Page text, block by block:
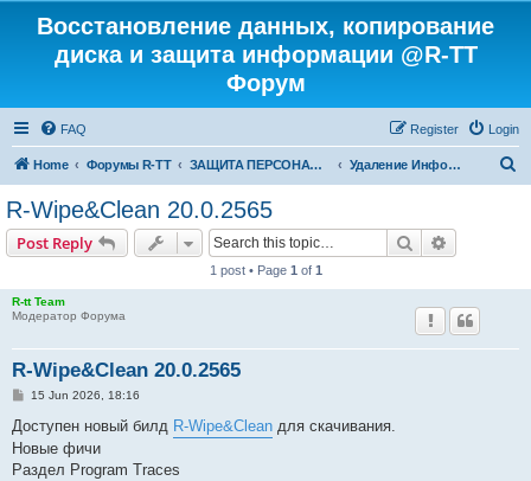
Восстановление данных, копирование
диска и защита информации @R-TT
Форум
FAQ Login
Register
Home Форумы R-TT ЗАЩИТА ПЕРСОНАЛЬНЫХ ДАННЫХ И БЕЗОПАСНОСТЬ Удаление Информации с Диска
R-Wipe&Clean 20.0.2565
Post Reply Search
1 post • Page 1 of 1
R-tt Team
Модератор Форума
R-Wipe&Clean 20.0.2565
P
s
15 Jun 2026, 18:16
Доступен новый билд R-Wipe&Clean для скачивания.
Новые фичи
Раздел Program Traces